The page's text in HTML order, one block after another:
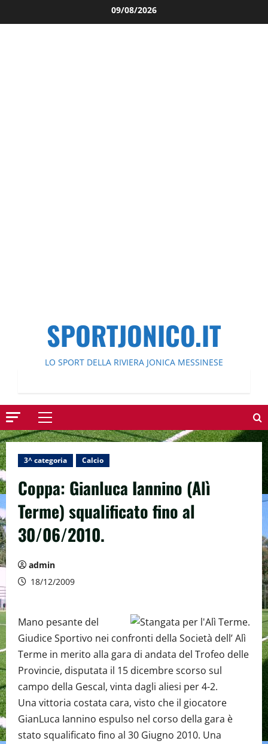
al
09/08/2026
SPORTJONICO.IT
LO SPORT DELLA RIVIERA JONICA MESSINESE
Menu
principale
3^ categoria Calcio
Coppa: Gianluca Iannino (Alì
Terme) squalificato fino al
30/06/2010.
admin
18/12/2009
Mano pesante del
Giudice Sportivo nei confronti della Società dell’ Alì
Terme in merito alla gara di andata del Trofeo delle
Provincie, disputata il 15 dicembre scorso sul
campo della Gescal, vinta dagli aliesi per 4-2.
Una vittoria costata cara, visto che il giocatore
GianLuca Iannino espulso nel corso della gara è
stato squalificato fino al 30 Giugno 2010. Una